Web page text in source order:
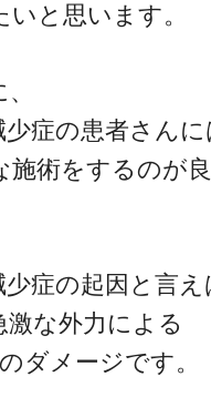
と思います。
少症の患者さんに
施術をするのが
少症の起因と言え
激な外力による
ダメージです。